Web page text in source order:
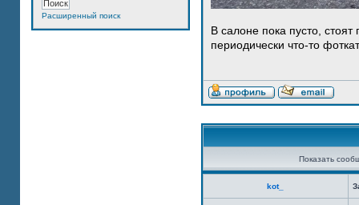
Расширенный поиск
В салоне пока пусто,
периодически что-то
Показать
kot_